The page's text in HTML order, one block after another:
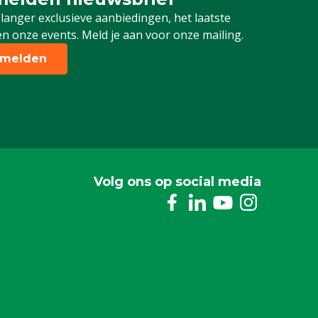
exclusieve aanbiedingen, het laatste
onze events. Meld je aan voor onze mailing.
Volg ons op social media